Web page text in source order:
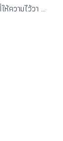
ความไว้วา ...